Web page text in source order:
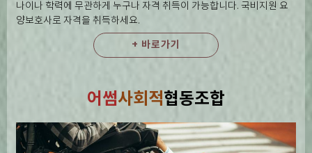
나이나 학력에 무관하게 누구나 자격 취득이 가능합니다. 국비지원 요
양보호사로 자격을 취득하세요.
+ 바로가기
어썸사회적협동조합